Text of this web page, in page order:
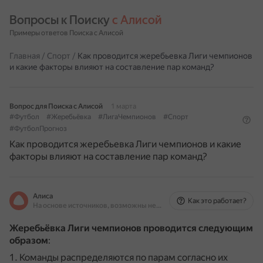
Вопросы к Поиску с Алисой
Примеры ответов Поиска с Алисой
Главная / Спорт / Как проводится жеребьевка Лиги чемпионов
и какие факторы влияют на составление пар команд?
Вопрос для Поиска с Алисой
1 марта
#Футбол
#Жеребьёвка #ЛигаЧемпионов
#Спорт
#ФутболПрогноз
Как проводится жеребьевка Лиги чемпионов и какие
факторы влияют на составление пар команд?
Алиса
На основе источников, возможны неточности
Как это работает?
Жеребьёвка Лиги чемпионов проводится следующим
образом:
Команды распределяются по парам согласно их